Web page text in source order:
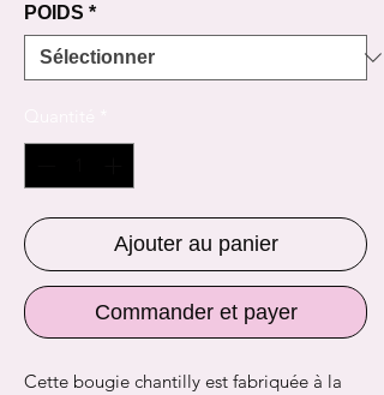
POIDS *
Ajouter au panier
Commander et payer
Cette bougie chantilly est fabriquée à la